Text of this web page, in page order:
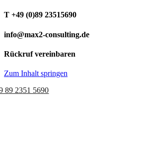
T +49 (0)89 23515690
info@max2-consulting.de
Rückruf vereinbaren
Zum Inhalt springen
89 2351 5690